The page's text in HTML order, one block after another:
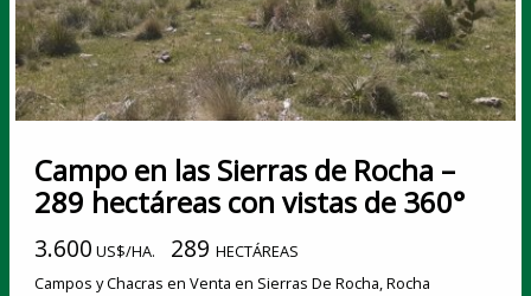
Campo en las Sierras de Rocha –
289 hectáreas con vistas de 360°
3.600 US$/HA. 289 HECTÁREAS
Campos y Chacras en Venta en Sierras De Rocha, Rocha